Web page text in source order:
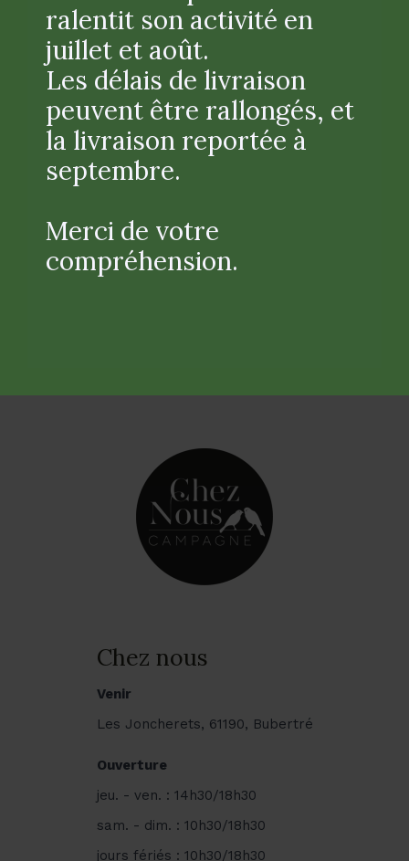
Paiement 100% sécurisé
Sécurité de paiement garantie
Facilité de paiement
Chez nous
Venir
Les Joncherets, 61190, Bubertré
Ouverture
jeu. - ven. : 14h30/18h30
sam. - dim. : 10h30/18h30
jours fériés : 10h30/18h30
ralentit son activité en
juillet et août.
Les délais de livraison
peuvent être rallongés, et
la livraison reportée à
septembre.
Merci de votre
compréhension.